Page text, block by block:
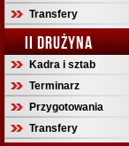
Transfery
II DRUŻYNA
Kadra i sztab
Terminarz
Przygotowania
Transfery